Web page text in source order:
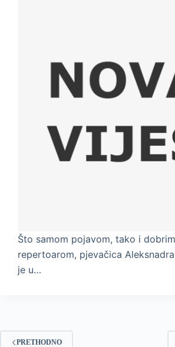
Što samom pojavom, tako i dobrim
repertoarom, pjevačica
je u…
PRETHODNO